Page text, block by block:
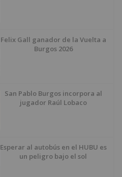
Felix Gall ganador de la Vuelta a
Burgos 2026
San Pablo Burgos incorpora al
jugador Raúl Lobaco
Esperar al autobús en el HUBU es
un peligro bajo el sol